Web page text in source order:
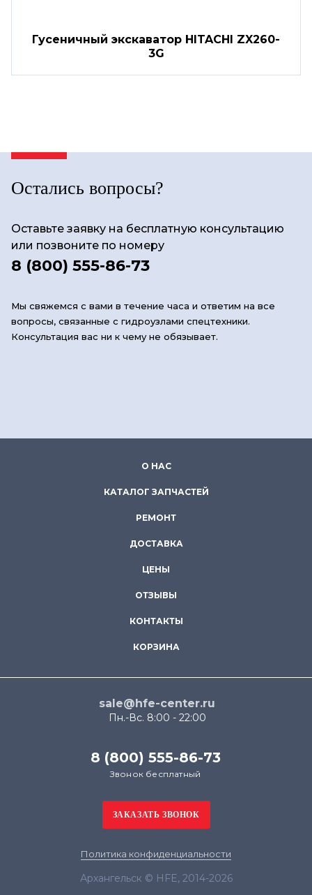
Гусеничный экскаватор HITACHI ZX260-
3G
Остались вопросы?
Оставьте заявку на бесплатную консультацию
или позвоните по номеру
8 (800) 555-86-73
Мы свяжемся с вами в течение часа и ответим на все
вопросы, связанные с гидроузлами спецтехники.
Консультация вас ни к чему не обязывает.
О НАС
КАТАЛОГ ЗАПЧАСТЕЙ
РЕМОНТ
ДОСТАВКА
ЦЕНЫ
ОТЗЫВЫ
КОНТАКТЫ
КОРЗИНА
sale@hfe-center.ru
Пн.-Вс. 8:00 - 22:00
8 (800) 555-86-73
Звонок бесплатный
Политика конфиденциальности
Архангельск © HFE, 2014-2026